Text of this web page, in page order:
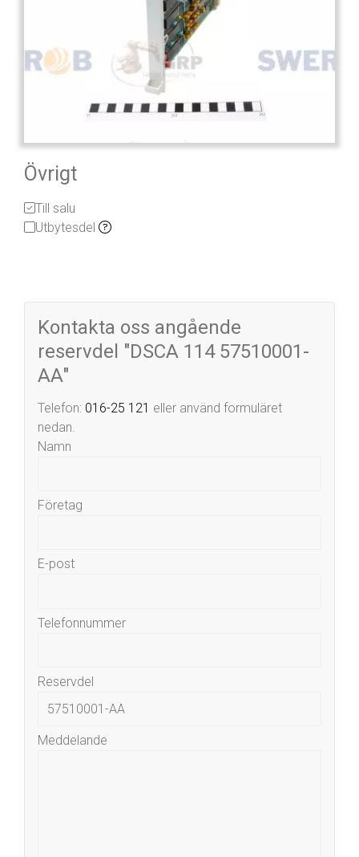
Övrigt
Till salu
Utbytesdel
Kontakta oss angående
reservdel "DSCA 114 57510001-
AA"
Telefon: 016-25 121 eller använd formuläret
nedan.
Namn
Företag
E-post
Telefonnummer
Reservdel
Meddelande